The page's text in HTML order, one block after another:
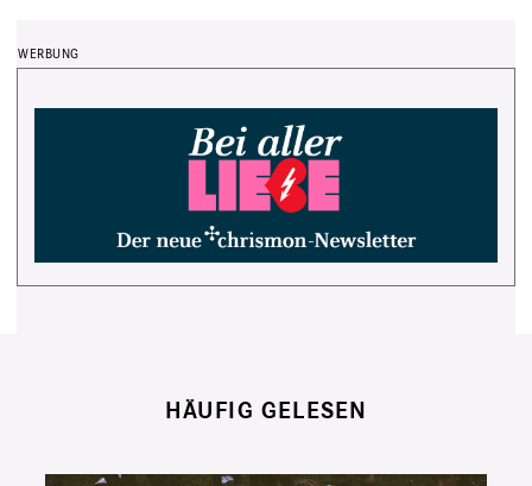
HÄUFIG GELESEN